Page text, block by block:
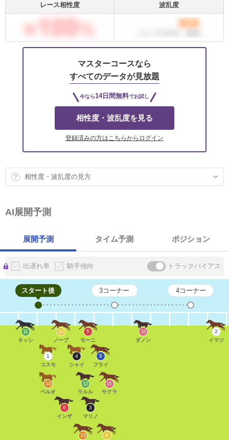
レース相性度 波乱度
マスターコースなら
すべてのデータが見放題
今なら14日間無料でお試し
相性度・波乱度を見る
登録済みの方はこちらからログイン
相性度・波乱度の見方
AI展開予測
展開予測 タイム予測 ポジション
出遅れ率 騎手傾向 トラックバイアス
スタート後 3コーナー 4コーナー
11
キッシ
1
コスモ
14
ベルオ
10
ノーブ
4
シャイ
6
インザ
5
モーニ
12
ラルル
13
3
マリノ
8
フライ
9
15
サクラ
16
ダノン
2
イマジ